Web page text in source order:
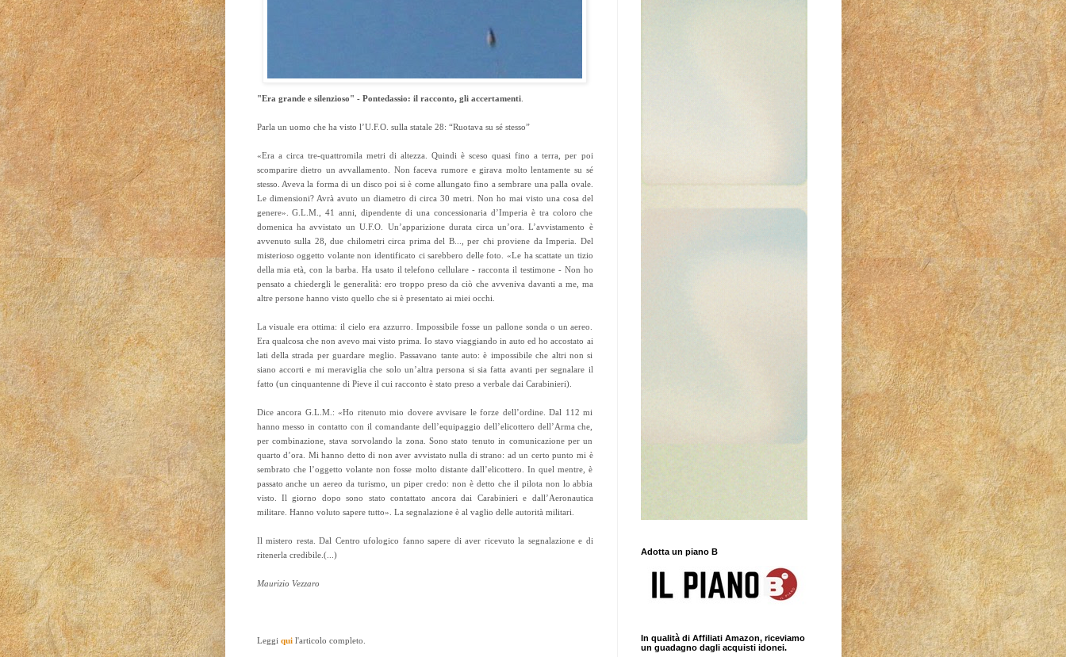
"Era grande e silenzioso" - Pontedassio: il racconto, gli accertamenti.
Parla un uomo che ha visto l’U.F.O. sulla statale 28: “Ruotava su sé stesso”
«Era a circa tre-quattromila metri di altezza. Quindi è sceso quasi fino a terra, per poi
scomparire dietro un avvallamento. Non faceva rumore e girava molto lentamente su sé
stesso. Aveva la forma di un disco poi si è come allungato fino a sembrare una palla ovale.
Le dimensioni? Avrà avuto un diametro di circa 30 metri. Non ho mai visto una cosa del
genere». G.L.M., 41 anni, dipendente di una concessionaria d’Imperia è tra coloro che
domenica ha avvistato un U.F.O. Un’apparizione durata circa un’ora. L’avvistamento è
avvenuto sulla 28, due chilometri circa prima del B..., per chi proviene da Imperia. Del
misterioso oggetto volante non identificato ci sarebbero delle foto. «Le ha scattate un tizio
della mia età, con la barba. Ha usato il telefono cellulare - racconta il testimone - Non ho
pensato a chiedergli le generalità: ero troppo preso da ciò che avveniva davanti a me, ma
altre persone hanno visto quello che si è presentato ai miei occhi.
La visuale era ottima: il cielo era azzurro. Impossibile fosse un pallone sonda o un aereo.
Era qualcosa che non avevo mai visto prima. Io stavo viaggiando in auto ed ho accostato ai
lati della strada per guardare meglio. Passavano tante auto: è impossibile che altri non si
siano accorti e mi meraviglia che solo un’altra persona si sia fatta avanti per segnalare il
fatto (un cinquantenne di Pieve il cui racconto è stato preso a verbale dai Carabinieri).
Dice ancora G.L.M.: «Ho ritenuto mio dovere avvisare le forze dell’ordine. Dal 112 mi
hanno messo in contatto con il comandante dell’equipaggio dell’elicottero dell’Arma che,
per combinazione, stava sorvolando la zona. Sono stato tenuto in comunicazione per un
quarto d’ora. Mi hanno detto di non aver avvistato nulla di strano: ad un certo punto mi è
sembrato che l’oggetto volante non fosse molto distante dall’elicottero. In quel mentre, è
passato anche un aereo da turismo, un piper credo: non è detto che il pilota non lo abbia
visto. Il giorno dopo sono stato contattato ancora dai Carabinieri e dall’Aeronautica
militare. Hanno voluto sapere tutto». La segnalazione è al vaglio delle autorità militari.
Il mistero resta. Dal Centro ufologico fanno sapere di aver ricevuto la segnalazione e di
ritenerla credibile.(...)
Maurizio Vezzaro
Leggi quil'articolo completo.
Adotta un piano B
In qualità di Affiliati Amazon, riceviamo
un guadagno dagli acquisti idonei.